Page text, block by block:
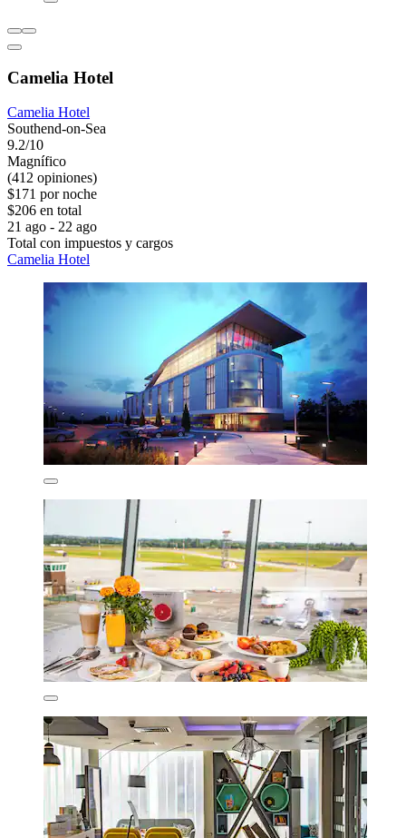
Camelia Hotel
Camelia Hotel
Southend-on-Sea
9.2/10
Magnífico
(412 opiniones)
$171 por noche
$206 en total
21 ago - 22 ago
Total con impuestos y cargos
Camelia Hotel